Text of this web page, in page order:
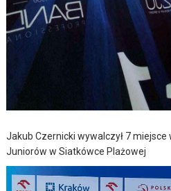
Jakub Czernicki wywalczył 7
Juniorów w Siatkówce Plażowej